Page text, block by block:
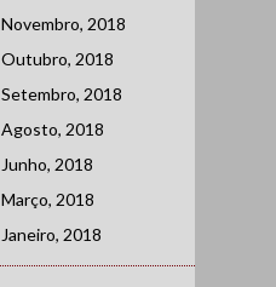
Novembro, 2018
Outubro, 2018
Setembro, 2018
Agosto, 2018
Junho, 2018
Março, 2018
Janeiro, 2018